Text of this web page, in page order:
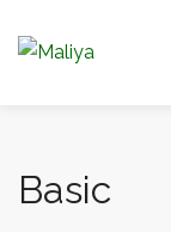
Basic